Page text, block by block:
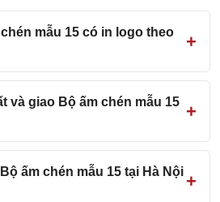
mẫu 15 có in logo theo
và giao Bộ ấm chén mẫu 15
ấm chén mẫu 15 tại Hà Nội